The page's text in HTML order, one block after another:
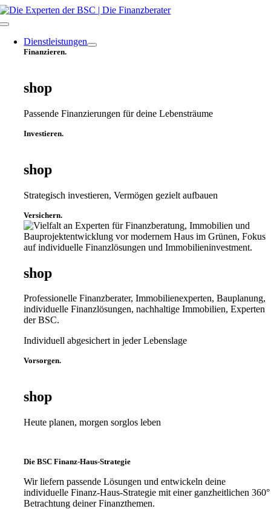
Zum
Inhalt
Toggle
NavigationDienstleistungen
Finanzieren.
shop
Passende Finanzierungen für deine Lebensträume
Investieren.
shop
Strategisch investieren, Vermögen gezielt aufbauen
Versichern.
shop
Professionelle Finanzberater, Immobilienexperten, Bauplanung,
individuelle Finanzlösungen, nachhaltige Immobilien, Experten
der BSC.
Individuell abgesichert in jeder Lebenslage
Vorsorgen.
shop
Heute planen, morgen sorglos leben
Die BSC Finanz-Haus-Strategie
Wir liefern passende Lösungen und entwickeln deine
individuelle Finanz-Haus-Strategie mit einer ganzheitlichen 360°
Betrachtung deiner Finanzthemen.